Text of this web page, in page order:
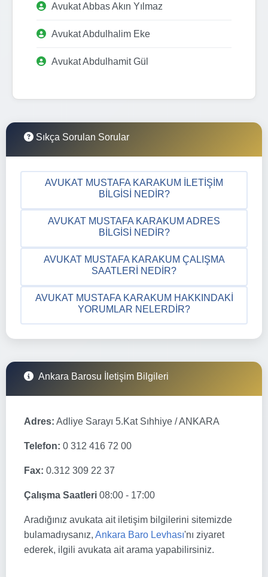
Avukat Abbas Akın Yılmaz
Avukat Abdulhalim Eke
Avukat Abdulhamit Gül
Sıkça Sorulan Sorular
AVUKAT MUSTAFA KARAKUM İLETIŞIM
BILGISI NEDIR?
AVUKAT MUSTAFA KARAKUM ADRES
BILGISI NEDIR?
AVUKAT MUSTAFA KARAKUM ÇALIŞMA
SAATLERI NEDIR?
AVUKAT MUSTAFA KARAKUM HAKKINDAKI
YORUMLAR NELERDIR?
Ankara Barosu İletişim Bilgileri
Adres: Adliye Sarayı 5.Kat Sıhhiye / ANKARA
Telefon: 0 312 416 72 00
Fax: 0.312 309 22 37
Çalışma Saatleri 08:00 - 17:00
Aradığınız avukata ait iletişim bilgilerini sitemizde
bulamadıysanız, Ankara Baro Levhası'nı ziyaret
ederek, ilgili avukata ait arama yapabilirsiniz.